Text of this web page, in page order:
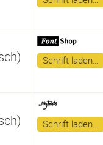
Schrift laden…
Schrift laden…